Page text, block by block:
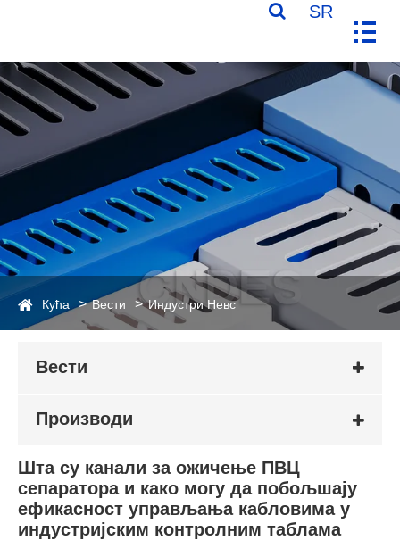
SR
Кућа Вести Индустри Невс
Вести
Производи
Шта су канали за ожичење ПВЦ
сепаратора и како могу да побољшају
ефикасност управљања кабловима у
индустријским контролним таблама